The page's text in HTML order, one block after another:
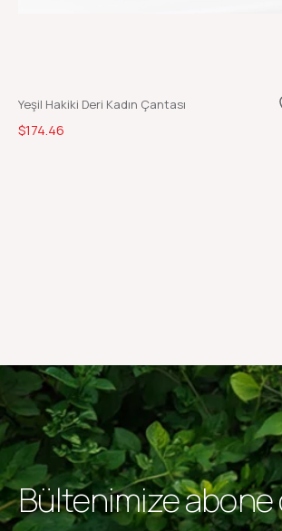
Yeşil Hakiki Deri Kadın Çantası
$174.46
Bültenimize abone